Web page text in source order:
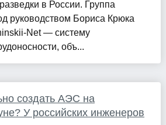
в России. Группа
руководством Бориса Крюка
Net — систему
объ...
создать АЭС на
У российских инженеров